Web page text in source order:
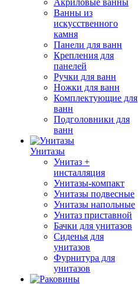
Акриловые ванны
Ванны из
искусственного
камня
Панели для ванн
Крепления для
панелей
Ручки для ванн
Ножки для ванн
Комплектующие для
ванн
Подголовники для
ванн
Унитазы
Унитаз +
инсталляция
Унитазы-компакт
Унитазы подвесные
Унитазы напольные
Унитаз приставной
Бачки для унитазов
Сиденья для
унитазов
Фурнитура для
унитазов